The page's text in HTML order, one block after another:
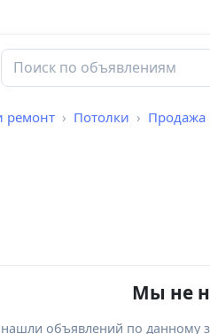
ремонт Потолки Продажа
Мы не
объявлений по данному